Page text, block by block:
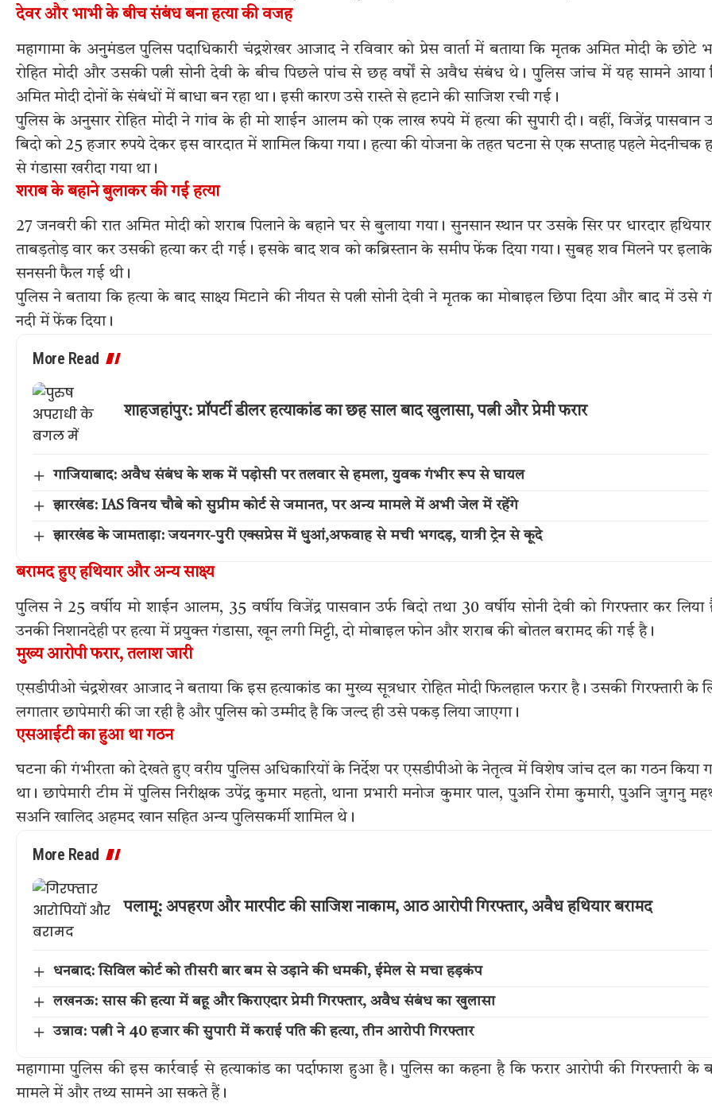
देवर और भाभी के बीच संबंध बना हत्या की वजह
महागामा के अनुमंडल पुलिस पदाधिकारी चंद्रशेखर आजाद ने रविवार को प्रेस वार्ता में बताया कि मृतक अमित मोदी के छोटे
रोहित मोदी और उसकी पत्नी सोनी देवी के बीच पिछले पांच से छह वर्षों से अवैध संबंध थे। पुलिस जांच में यह सामने आया
अमित मोदी दोनों के संबंधों में बाधा बन रहा था। इसी कारण उसे रास्ते से हटाने की साजिश रची गई।
पुलिस के अनुसार रोहित मोदी ने गांव के ही मो शाईन आलम को एक लाख रुपये में हत्या की सुपारी दी। वहीं, विजेंद्र पासवान
बिदो को 25 हजार रुपये देकर इस वारदात में शामिल किया गया। हत्या की योजना के तहत घटना से एक सप्ताह पहले मेदनीचक
से गंडासा खरीदा गया था।
शराब के बहाने बुलाकर की गई हत्या
27 जनवरी की रात अमित मोदी को शराब पिलाने के बहाने घर से बुलाया गया। सुनसान स्थान पर उसके सिर पर धारदार
ताबड़तोड़ वार कर उसकी हत्या कर दी गई। इसके बाद शव को कब्रिस्तान के समीप फेंक दिया गया। सुबह शव मिलने पर
सनसनी फैल गई थी।
पुलिस ने बताया कि हत्या के बाद साक्ष्य मिटाने की नीयत से पत्नी सोनी देवी ने मृतक का मोबाइल छिपा दिया और बाद में उसे
नदी में फेंक दिया।
More Read
शाहजहांपुर: प्रॉपर्टी डीलर हत्याकांड का छह साल बाद खुलासा, पत्नी और प्रेमी फरार
गाजियाबाद: अवैध संबंध के शक में पड़ोसी पर तलवार से हमला, युवक गंभीर रूप से घायल
झारखंड: IAS विनय चौबे को सुप्रीम कोर्ट से जमानत, पर अन्य मामले में अभी जेल में रहेंगे
झारखंड के जामताड़ा: जयनगर-पुरी एक्सप्रेस में धुआं,अफवाह से मची भगदड़, यात्री ट्रेन से कूदे
बरामद हुए हथियार और अन्य साक्ष्य
पुलिस ने 25 वर्षीय मो शाईन आलम, 35 वर्षीय विजेंद्र पासवान उर्फ बिदो तथा 30 वर्षीय सोनी देवी को गिरफ्तार कर लिया
उनकी निशानदेही पर हत्या में प्रयुक्त गंडासा, खून लगी मिट्टी, दो मोबाइल फोन और शराब की बोतल बरामद की गई है।
मुख्य आरोपी फरार, तलाश जारी
एसडीपीओ चंद्रशेखर आजाद ने बताया कि इस हत्याकांड का मुख्य सूत्रधार रोहित मोदी फिलहाल फरार है। उसकी गिरफ्तारी के
लगातार छापेमारी की जा रही है और पुलिस को उम्मीद है कि जल्द ही उसे पकड़ लिया जाएगा।
एसआईटी का हुआ था गठन
घटना की गंभीरता को देखते हुए वरीय पुलिस अधिकारियों के निर्देश पर एसडीपीओ के नेतृत्व में विशेष जांच दल का गठन किया
था। छापेमारी टीम में पुलिस निरीक्षक उपेंद्र कुमार महतो, थाना प्रभारी मनोज कुमार पाल, पुअनि रोमा कुमारी, पुअनि जुगनु
सअनि खालिद अहमद खान सहित अन्य पुलिसकर्मी शामिल थे।
More Read
पलामू: अपहरण और मारपीट की साजिश नाकाम, आठ आरोपी गिरफ्तार, अवैध हथियार बरामद
धनबाद: सिविल कोर्ट को तीसरी बार बम से उड़ाने की धमकी, ईमेल से मचा हड़कंप
लखनऊ: सास की हत्या में बहू और किराएदार प्रेमी गिरफ्तार, अवैध संबंध का खुलासा
उन्नाव: पत्नी ने 40 हजार की सुपारी में कराई पति की हत्या, तीन आरोपी गिरफ्तार
महागामा पुलिस की इस कार्रवाई से हत्याकांड का पर्दाफाश हुआ है। पुलिस का कहना है कि फरार आरोपी की गिरफ्तारी के
मामले में और तथ्य सामने आ सकते हैं।